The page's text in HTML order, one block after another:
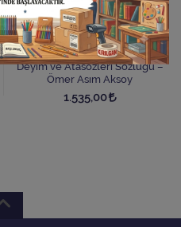
Deyim ve Atasözleri Sözlüğü –
Ömer Asım Aksoy
1.535,00